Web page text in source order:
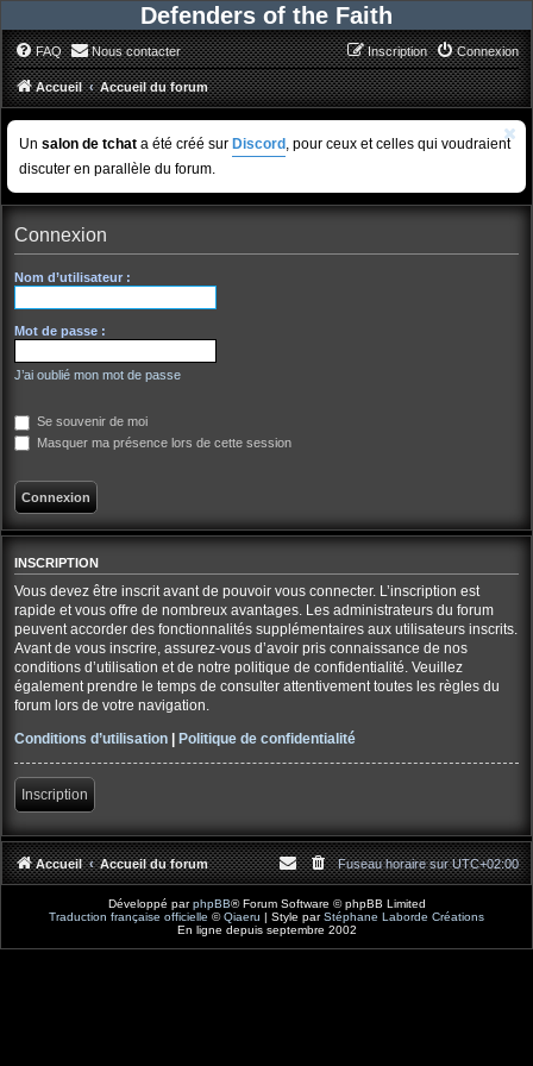
Defenders of the Faith
FAQ Nous contacter Connexion
Inscription
Accueil Accueil du forum
Un salon de tchat a été créé sur Discord , pour ceux et celles qui voudraient
discuter en parallèle du forum.
Connexion
Nom d’utilisateur :
Mot de passe :
J’ai oublié mon mot de passe
Se souvenir de moi
Masquer ma présence lors de cette session
INSCRIPTION
Vous devez être inscrit avant de pouvoir vous connecter. L’inscription est
rapide et vous offre de nombreux avantages. Les administrateurs du forum
peuvent accorder des fonctionnalités supplémentaires aux utilisateurs inscrits.
Avant de vous inscrire, assurez-vous d’avoir pris connaissance de nos
conditions d’utilisation et de notre politique de confidentialité. Veuillez
également prendre le temps de consulter attentivement toutes les règles du
forum lors de votre navigation.
Conditions d’utilisation | Politique de confidentialité
Inscription
Accueil Accueil du forum Fuseau horaire surUTC+02:00
Développé parphpBB® Forum Software © phpBB Limited
Traduction française officielle ©Qiaeru | Style parStéphane Laborde Créations
En ligne depuis septembre 2002